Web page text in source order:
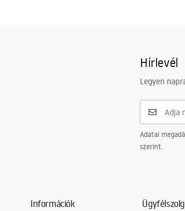
Hírlevél
Legyen
Adatai
szerint.
Információk